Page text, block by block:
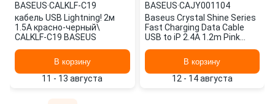
BASEUS·CALKLF-C19
кабель USB Lightning! 2м
1.5A красно-черный\
CALKLF-C19 BASEUS
В корзину
11 - 13 августа
BASEUS·CAJY001104
Baseus Crystal Shine Series
Fast Charging Data Cable
USB to iP 2.4A 1.2m Pink
В корзину
12 - 14 августа